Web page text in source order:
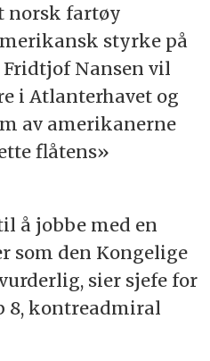
norsk fartøy
styrke på
Nansen vil
i Atlanterhavet og
av amerikanerne
flåtens»
å jobbe med en
som den Kongelige
sier sjefe for
8, kontreadmiral